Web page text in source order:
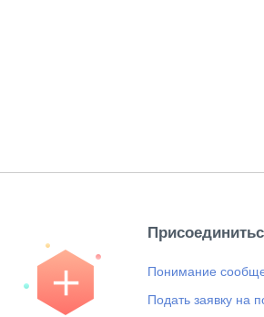
Понимание
Подать заявку на